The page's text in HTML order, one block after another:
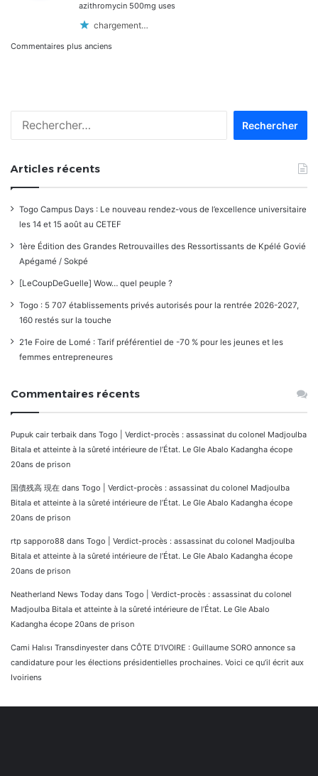
azithromycin 500mg uses
chargement…
Navigation
commentaires
Commentaires plus anciens
Articles récents
Togo Campus Days : Le nouveau rendez-vous de l’excellence universitaire
les 14 et 15 août au CETEF
1ère Édition des Grandes Retrouvailles des Ressortissants de Kpélé Govié
Apégamé / Sokpé
[LeCoupDeGuelle] Wow… quel peuple ?
Togo : 5 707 établissements privés autorisés pour la rentrée 2026-2027,
160 restés sur la touche
21e Foire de Lomé : Tarif préférentiel de -70 % pour les jeunes et les
femmes entrepreneures
Commentaires récents
Pupuk cair terbaik dans Togo | Verdict-procès : assassinat du colonel Madjoulba
Bitala et atteinte à la sûreté intérieure de l’État. Le Gle Abalo Kadangha écope
20ans de prison
国債残高 現在 dans Togo | Verdict-procès : assassinat du colonel Madjoulba
Bitala et atteinte à la sûreté intérieure de l’État. Le Gle Abalo Kadangha écope
20ans de prison
rtp sapporo88 dans Togo | Verdict-procès : assassinat du colonel Madjoulba
Bitala et atteinte à la sûreté intérieure de l’État. Le Gle Abalo Kadangha écope
20ans de prison
Neatherland News Today dans Togo | Verdict-procès : assassinat du colonel
Madjoulba Bitala et atteinte à la sûreté intérieure de l’État. Le Gle Abalo
Kadangha écope 20ans de prison
Cami Halısı Transdinyester dans CÔTE D’IVOIRE : Guillaume SORO annonce sa
candidature pour les élections présidentielles prochaines. Voici ce qu’il écrit aux
Ivoiriens